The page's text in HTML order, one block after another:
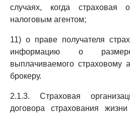
случаях, когда страховая
налоговым агентом;
11) о праве получателя
информацию о размере
выплачиваемого страховому
брокеру.
2.1.3. Страховая
договора страхования